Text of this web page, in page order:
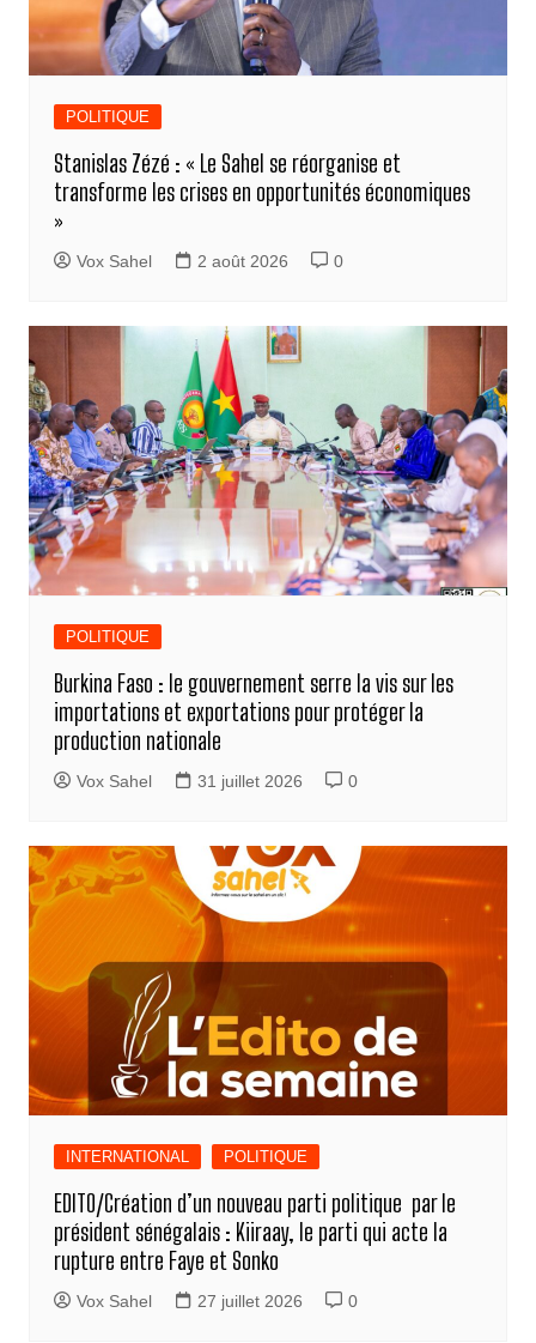
POLITIQUE
Stanislas Zézé : « Le Sahel se réorganise et
transforme les crises en opportunités économiques
»
Vox Sahel 2 août 2026 0
POLITIQUE
Burkina Faso : le gouvernement serre la vis sur les
importations et exportations pour protéger la
production nationale
Vox Sahel 31 juillet 2026 0
INTERNATIONAL POLITIQUE
EDITO/Création d’un nouveau parti politique par le
président sénégalais : Kiiraay, le parti qui acte la
rupture entre Faye et Sonko
Vox Sahel 27 juillet 2026 0